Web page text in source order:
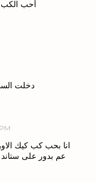
أحب الكب
دخلت
انا بحب كب كيك
عم بدور على ستاند